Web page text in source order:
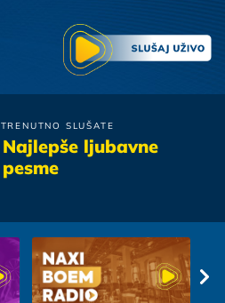
TRENUTNO SLUŠATE
Najlepše ljubavne
pesme
Tony Cetinski